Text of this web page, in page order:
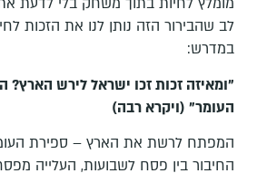
מומלץ לחיות בתוך משחק בלי לדעת את
לב שהבירור הזה נותן לנו את הזכות
במדרש:
"ומאיזה זכות זכו ישראל לירש הארץ?
העומר" (ויקרא רבה)
המפתח לרשת את הארץ – ספירת
החיבור בין פסח לשבועות, העלייה